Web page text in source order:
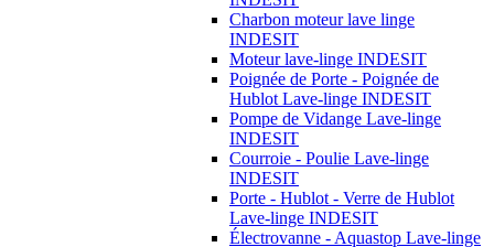
Charbon moteur lave linge
INDESIT
Moteur lave-linge INDESIT
Poignée de Porte - Poignée de
Hublot Lave-linge INDESIT
Pompe de Vidange Lave-linge
INDESIT
Courroie - Poulie Lave-linge
INDESIT
Porte - Hublot - Verre de Hublot
Lave-linge INDESIT
Électrovanne - Aquastop Lave-linge